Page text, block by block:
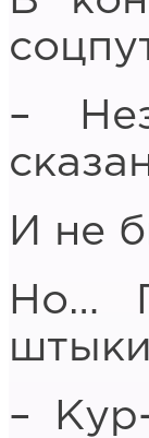
–
И не
Но…
–